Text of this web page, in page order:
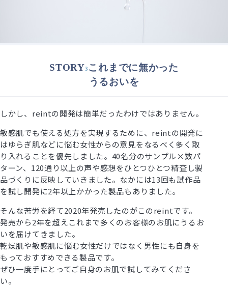
STORY3 これまでに無かった
うるおいを
しかし、reintの開発は簡単だったわけではありません。
敏感肌でも使える処方を実現するために、reintの開発に
はゆらぎ肌などに悩む女性からの意見をなるべく多く取
り入れることを優先しました。40名分のサンプル×数パ
ターン、120通り以上の声や感想をひとつひとつ精査し製
品づくりに反映していきました。なかには13回も試作品
を試し開発に2年以上かかった製品もありました。
そんな苦労を経て2020年発売したのがこのreintです。
発売から2年を超えこれまで多くのお客様のお肌にうるお
いを届けてきました。
乾燥肌や敏感肌に悩む女性だけではなく男性にも自身を
もっておすすめできる製品です。
ぜひ一度手にとってご自身のお肌で試してみてくださ
い。